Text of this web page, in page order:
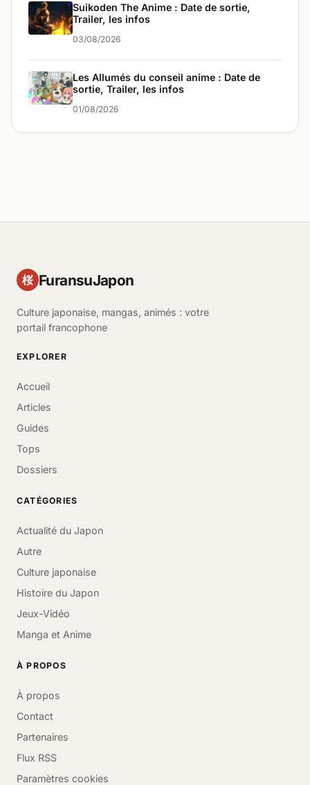
Suikoden The Anime : Date de sortie,
Trailer, les infos
03/08/2026
Les Allumés du conseil anime : Date de
sortie, Trailer, les infos
01/08/2026
桜 FuransuJapon
Culture japonaise, mangas, animés : votre
portail francophone
EXPLORER
Accueil
Articles
Guides
Tops
Dossiers
CATÉGORIES
Actualité du Japon
Autre
Culture japonaise
Histoire du Japon
Jeux-Vidéo
Manga et Anime
À PROPOS
À propos
Contact
Partenaires
Flux RSS
Paramètres cookies